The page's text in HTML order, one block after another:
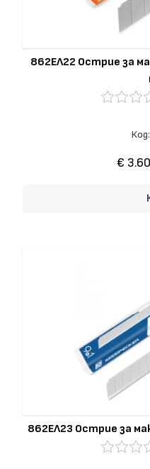
862ЕЛ22 Острие за
Код:
€
862ЕЛ23 Острие за